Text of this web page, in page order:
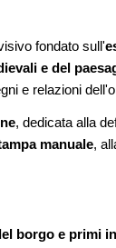
fondato sull'
e del
e relazioni
, dedicata alla
manuale,
borgo e primi